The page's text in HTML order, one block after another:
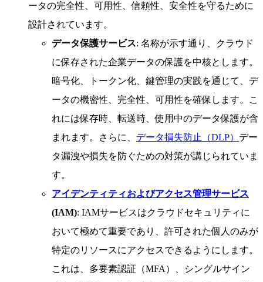
ータの完全性、可用性、信頼性、安全性を守るために
設計されています。
データ保護サービス: 名称が示す通り、クラウド
に保存された企業データの保護を中核とします。
暗号化、トークン化、鍵管理の実践を通じて、デ
ータの機密性、完全性、可用性を確保します。こ
れには保存時、転送時、使用中のデータ保護が含
まれます。さらに、 データ損失防止（DLP） デー
タ漏洩や損失を防ぐための対策が講じられていま
す。
アイデンティティおよびアクセス管理サービス
(IAM): IAMサービスはクラウドセキュリティに
おいて極めて重要であり、許可された個人のみが
特定のリソースにアクセスできるようにします。
これは、多要素認証（MFA）、シングルサイン